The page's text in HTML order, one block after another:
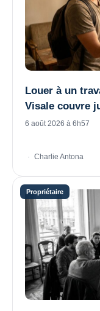
Louer à un
Visale couvre
6 août 2026 à 6h57
Charlie Antona